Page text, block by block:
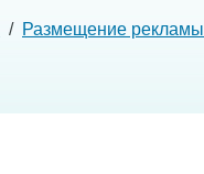
/ Размещение рекламы